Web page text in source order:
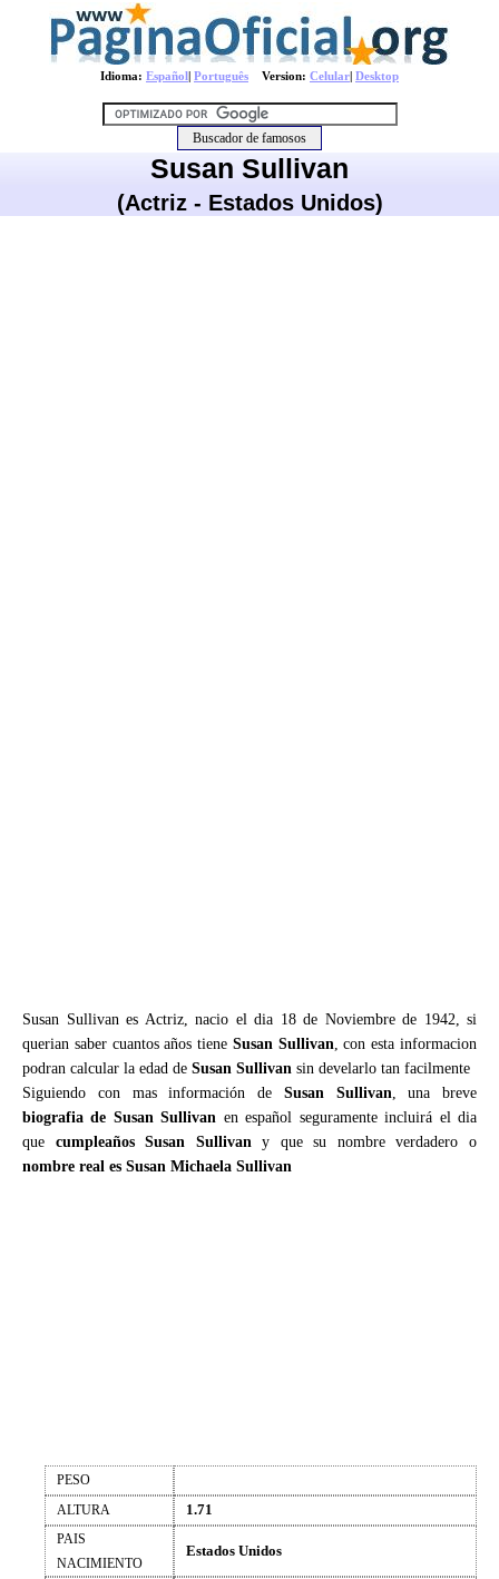
Idioma: Español| Português Version: Celular| Desktop
Susan Sullivan
(Actriz - Estados Unidos)
Susan Sullivan es Actriz, nacio el dia 18 de Noviembre de 1942, si
querian saber cuantos años tiene Susan Sullivan, con esta informacion
podran calcular la edad de Susan Sullivan sin develarlo tan facilmente
Siguiendo con mas información de Susan Sullivan, una breve
biografia de Susan Sullivan en español seguramente incluirá el dia
que cumpleaños Susan Sullivany que su nombre verdadero o
nombre real es Susan Michaela Sullivan
PESO
ALTURA
1.71
PAIS
NACIMIENTO
Estados Unidos